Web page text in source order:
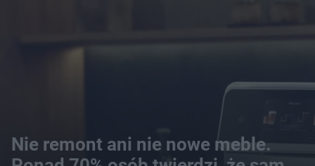
Nie remont ani nie nowe meble.